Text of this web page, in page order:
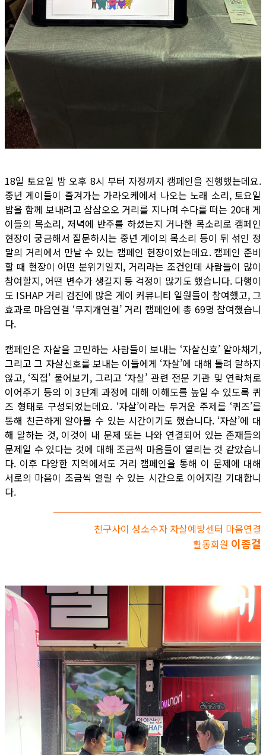
18일 토요일 밤 오후 8시 부터 자정까지 캠페인을 진행했는데요.
중년 게이들이 즐겨가는 가라오케에서 나오는 노래 소리, 토요일
밤을 함께 보내려고 삼삼오오 거리를 지나며 수다를 떠는 20대 게
이들의 목소리, 저녁에 반주를 하셨는지 거나한 목소리로 캠페인
현장이 궁금해서 질문하시는 중년 게이의 목소리 등이 뒤 섞인 정
말의 거리에서 만날 수 있는 캠페인 현장이었는데요. 캠페인 준비
할 때 현장이 어떤 분위기일지, 거리라는 조건인데 사람들이 많이
참여할지, 어떤 변수가 생길지 등 걱정이 많기도 했습니다. 다행이
도 ISHAP 거리 검진에 많은 게이 커뮤니티 일원들이 참여했고, 그
효과로 마음연결 ‘무지개연결’ 거리 캠페인에 총 69명 참여했습니
다.
캠페인은 자살을 고민하는 사람들이 보내는 ‘자살신호’ 알아채기,
그리고 그 자살신호를 보내는 이들에게 ‘자살’에 대해 돌려 말하지
않고, ‘직접’ 물어보기, 그리고 ‘자살’ 관련 전문 기관 및 연락처로
이어주기 등의 이 3단계 과정에 대해 이해도를 높일 수 있도록 퀴
즈 형태로 구성되었는데요. ‘자살’이라는 무거운 주제를 ‘퀴즈’를
통해 친근하게 알아볼 수 있는 시간이기도 했습니다. ‘자살’에 대
해 말하는 것, 이것이 내 문제 또는 나와 연결되어 있는 존재들의
문제일 수 있다는 것에 대해 조금씩 마음들이 열리는 것 같았습니
다. 이후 다양한 지역에서도 거리 캠페인을 통해 이 문제에 대해
서로의 마음이 조금씩 열릴 수 있는 시간으로 이어지길 기대합니
다.
친구사이 성소수자 자살예방센터 마음연결
활동회원 이종걸